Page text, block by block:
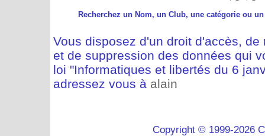
Recherchez un Nom, un Club, une catégorie ou
Vous disposez d'un droit d'accès,
et de suppression des données qui
loi "Informatiques et libertés du 6
adressez vous à alain
Copyright © 1999-2026